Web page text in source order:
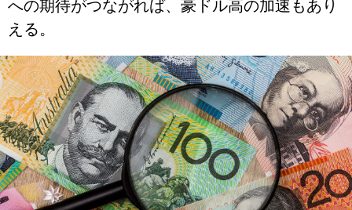
への期待がつながれば、豪ドル高の加速もあり
える。